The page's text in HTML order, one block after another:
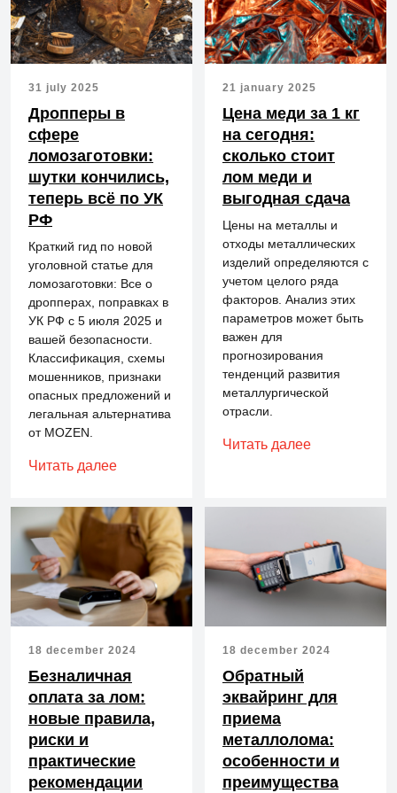
31 july 2025
Дропперы в
сфере
ломозаготовки:
шутки кончились,
теперь всё по УК
РФ
Краткий гид по новой
уголовной статье для
ломозаготовки: Все о
дропперах, поправках в
УК РФ с 5 июля 2025 и
вашей безопасности.
Классификация, схемы
мошенников, признаки
опасных предложений и
легальная альтернатива
от MOZEN.
Читать далее
21 january 2025
Цена меди за 1 кг
на сегодня:
сколько стоит
лом меди и
выгодная сдача
Цены на металлы и
отходы металлических
изделий определяются с
учетом целого ряда
факторов. Анализ этих
параметров может быть
важен для
прогнозирования
тенденций развития
металлургической
отрасли.
Читать далее
18 december 2024
Безналичная
оплата за лом:
новые правила,
риски и
практические
рекомендации
18 december 2024
Обратный
эквайринг для
приема
металлолома:
особенности и
преимущества
Отправить
Нажимая кнопку "Отправить", вы подтверждаете согласие с
нашейПолитикой конфиденциальности